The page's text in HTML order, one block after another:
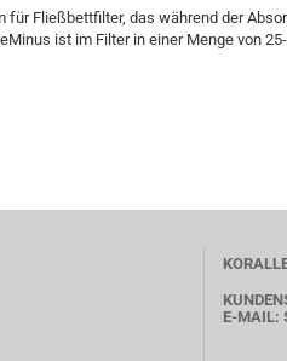
für Fließbettfilter, das während der
ist im Filter in einer Menge von
E-MAIL: